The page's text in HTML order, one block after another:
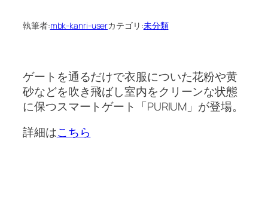
執筆者:mbk-kanri-userカテゴリ:未分類
ゲートを通るだけで衣服についた花粉や黄
砂などを吹き飛ばし室内をクリーンな状態
に保つスマートゲート「PURIUM」が登場。
詳細はこちら